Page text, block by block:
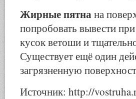
Жирные пятнана
попробовать вывести
кусок ветоши и
Существует ещё один
загрязненную
Источник: http://